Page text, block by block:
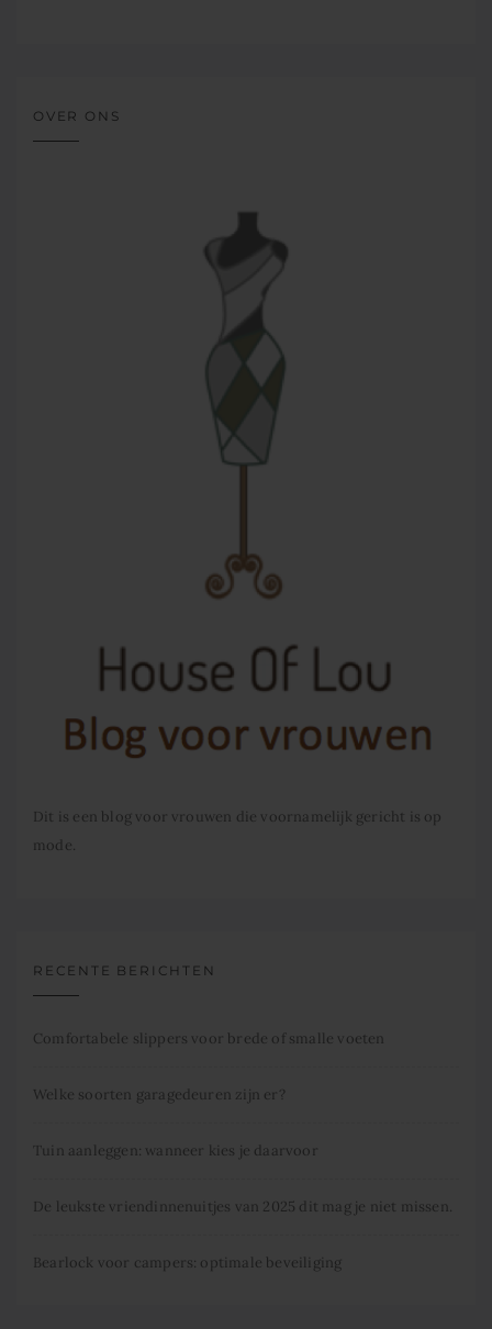
OVER ONS
Dit is een blog voor vrouwen die voornamelijk gericht is op
mode.
RECENTE BERICHTEN
Comfortabele slippers voor brede of smalle voeten
Welke soorten garagedeuren zijn er?
Tuin aanleggen: wanneer kies je daarvoor
De leukste vriendinnenuitjes van 2025 dit mag je niet missen.
Bearlock voor campers: optimale beveiliging